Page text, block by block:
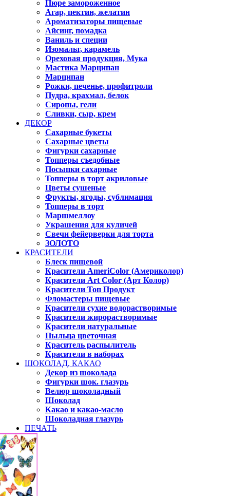
Пюре замороженное
Агар, пектин, желатин
Ароматизаторы пищевые
Айсинг, помадка
Ваниль и специи
Изомальт, карамель
Ореховая продукция, Мука
Мастика Марципан
Марципан
Рожки, печенье, профитроли
Пудра, крахмал, белок
Сиропы, гели
Сливки, сыр, крем
ДЕКОР
Сахарные букеты
Сахарные цветы
Фигурки сахарные
Топперы съедобные
Посыпки сахарные
Топперы в торт акриловые
Цветы сушеные
Фрукты, ягоды, сублимация
Топперы в торт
Маршмеллоу
Украшения для куличей
Свечи фейерверки для торта
ЗОЛОТО
КРАСИТЕЛИ
Блеск пищевой
Красители AmeriColor (Америколор)
Красители Art Color (Арт Колор)
Красители Топ Продукт
Фломастеры пищевые
Красители сухие водорастворимые
Красители жирорастворимые
Красители натуральные
Пыльца цветочная
Краситель распылитель
Красители в наборах
ШОКОЛАД, КАКАО
Декор из шоколада
Фигурки шок. глазурь
Велюр шоколадный
Шоколад
Какао и какао-масло
Шоколадная глазурь
ПЕЧАТЬ